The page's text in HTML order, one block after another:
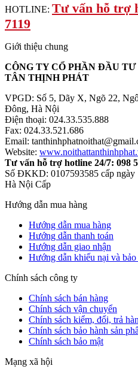
HOTLINE: Tư vấn hỗ trợ
7119
Giới thiệu chung
CÔNG TY CỔ PHẦN ĐẦU
TÂN THỊNH PHÁT
VPGD: Số 5, Dãy X, Ngõ 22,
Đông, Hà Nội
Điện thoại: 024.33.535.888
Fax: 024.33.521.686
Email:
Website:
Tư vấn hỗ trợ hotline 24/7: 098
Số ĐKKD: 0107593585 cấp
Hà Nội Cấp
Hướng dẫn mua hàng
Hướng dẫn mua hàng
Hướng dẫn thanh toán
Hướng dẫn giao nhận
Hướng dẫn khiếu nại và bảo
Chính sách công ty
Chính sách bán hàng
Chính sách vận chuyển
Chính sách kiểm, đổi, trả
Chính sách bảo hành sản
Chính sách bảo mật
Mạng xã hội